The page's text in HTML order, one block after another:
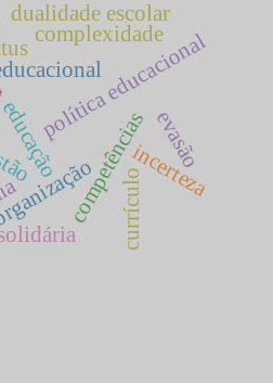
competências
política educacional
complexidade
incerteza
dualidade escolar
currículo
evasão